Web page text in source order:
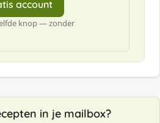
account
knop — zonder
in je mailbox?